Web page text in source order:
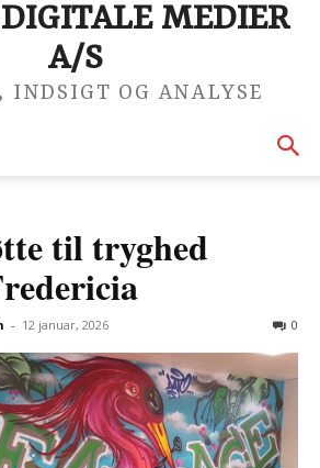
MEDIER
A/S
INDSIGT OG ANALYSE
til tryghed
- 12 januar, 2026 0